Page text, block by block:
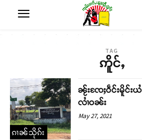
TAG
ဢိူင်ႇ
ၵၢၼ်သိုၵ်း
ၼႂ်းၸႄႈဝဵင်းမိူင်း
လၢႆဝၼ်း
May 27, 2021